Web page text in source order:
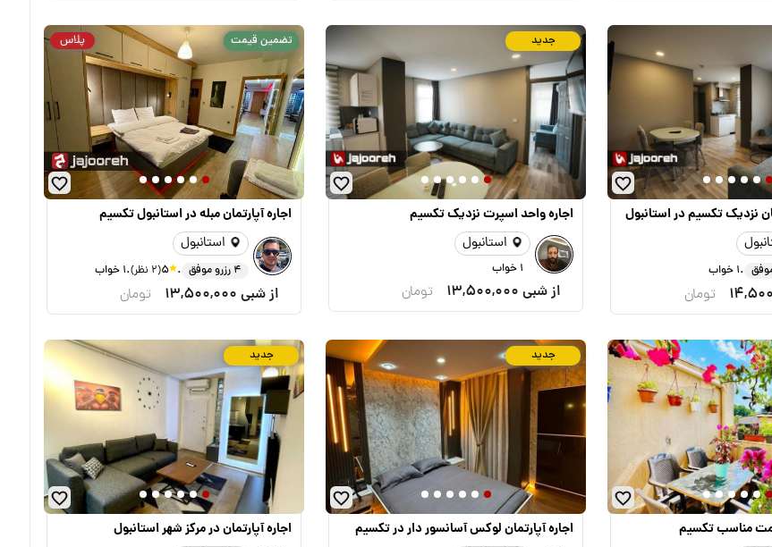
نزدیک تکسیم در استانبول
.1 خواب
تومان
جدید
اجاره واحد اسپرت نزدیک تکسیم
استانبول
1 خواب
از شبی 13,500,000 تومان
پلاس تضمین قیمت
اجاره آپارتمان مبله در استانبول تکسیم
استانبول
4 رزرو موفق .
5(2 نظر) .1 خواب
از شبی 13,500,000 تومان
مناسب تکسیم
جدید
اجاره آپارتمان لوکس آسانسور دار‌ در تکسیم
جدید
اجاره آپارتمان در مرکز شهر استانبول